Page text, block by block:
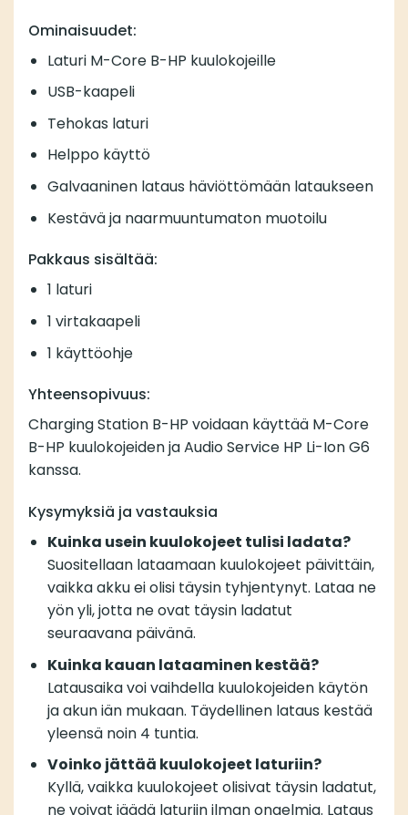
Ominaisuudet:
Laturi M-Core B-HP kuulokojeille
USB-kaapeli
Tehokas laturi
Helppo käyttö
Galvaaninen lataus häviöttömään lataukseen
Kestävä ja naarmuuntumaton muotoilu
Pakkaus sisältää:
1 laturi
1 virtakaapeli
1 käyttöohje
Yhteensopivuus:
Charging Station B-HP voidaan käyttää M-Core
B-HP kuulokojeiden ja Audio Service HP Li-Ion G6
kanssa.
Kysymyksiä ja vastauksia
Kuinka usein kuulokojeet tulisi ladata?
Suositellaan lataamaan kuulokojeet päivittäin,
vaikka akku ei olisi täysin tyhjentynyt. Lataa ne
yön yli, jotta ne ovat täysin ladatut
seuraavana päivänä.
Kuinka kauan lataaminen kestää?
Latausaika voi vaihdella kuulokojeiden käytön
ja akun iän mukaan. Täydellinen lataus kestää
yleensä noin 4 tuntia.
Voinko jättää kuulokojeet laturiin?
Kyllä, vaikka kuulokojeet olisivat täysin ladatut,
ne voivat jäädä laturiin ilman ongelmia. Lataus